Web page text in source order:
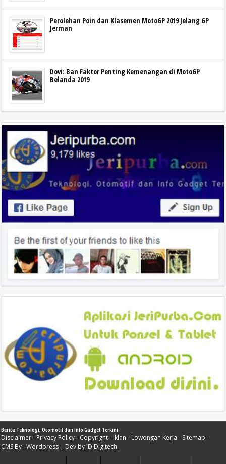
Perolehan Poin dan Klasemen MotoGP 2019 Jelang GP
Jerman
Dovi: Ban Faktor Penting Kemenangan di MotoGP
Belanda 2019
Berita Teknologi, Otomotif dan Info Gadget Terkini
Disclaimer- Privacy Policy- Copyright- Iklan - Lowongan Kerja - Sitemap -
CMS By : Wordpress | Dev by ID Digitech.